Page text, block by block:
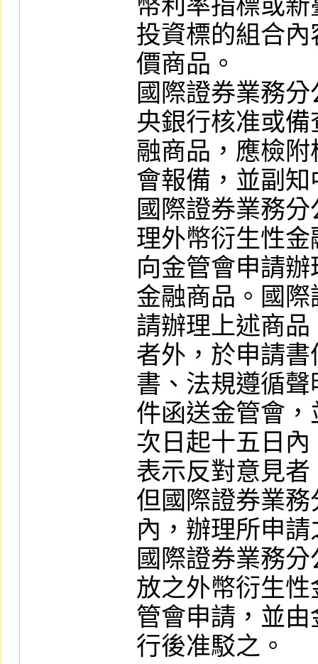
幣利率指標或
投資標的組合
價商品。
國際證券業務
央銀行核准或
融商品，應檢
會報備，並副
國際證券業務
理外幣衍生性
向金管會申請
金融商品。國
請辦理上述商
者外，於申請
書、法規遵循
件函送金管會
次日起十五日
表示反對意見
但國際證券業
內，辦理所申
國際證券業務
放之外幣衍生
管會申請，並
行後准駁之。